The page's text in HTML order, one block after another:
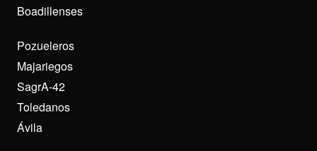
Boadillenses
Pozueleros
Majariegos
SagrA-42
Toledanos
Ávila